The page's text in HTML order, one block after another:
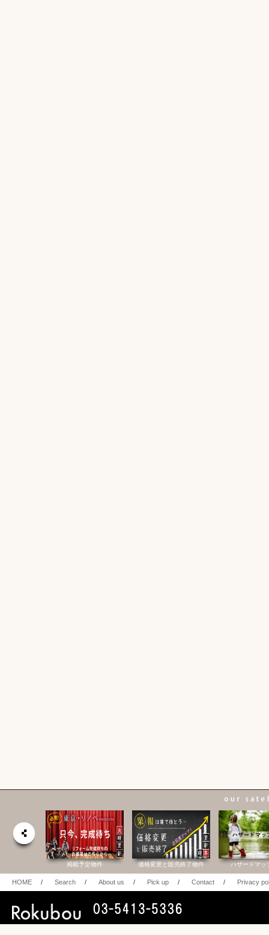
掲載予定物件 価格変更と販売終了物件 ハザードマッ
HOME / Search / About us / Pick up / Contact / Privacy